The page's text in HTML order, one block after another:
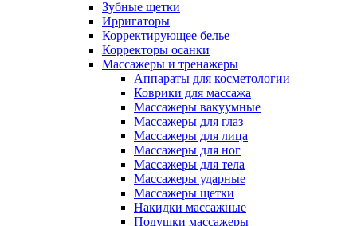
Зубные щетки
Ирригаторы
Корректирующее белье
Корректоры осанки
Массажеры и тренажеры
Аппараты для косметологии
Коврики для массажа
Массажеры вакуумные
Массажеры для глаз
Массажеры для лица
Массажеры для ног
Массажеры для тела
Массажеры ударные
Массажеры щетки
Накидки массажные
Подушки массажеры